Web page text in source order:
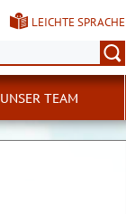
LEICHTE SPRACHE
UNSER TEAM